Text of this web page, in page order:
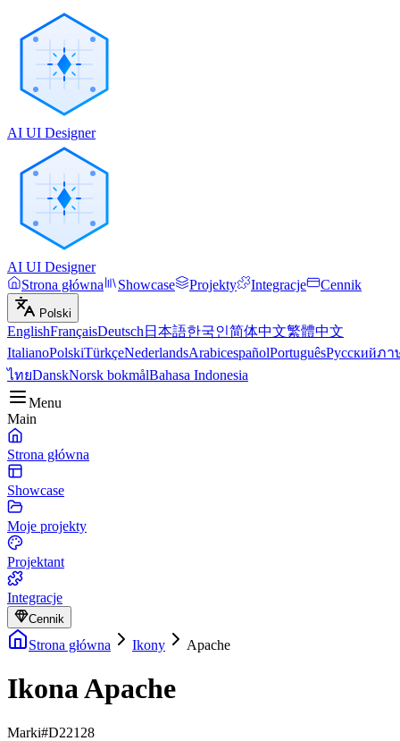
AI UI Designer
AI UI Designer
Strona główna
Showcase Projekty Integracje Cennik
Polski
EnglishFrançaisDeutsch 日本語한국인简体中文繁體中文
ItalianoPolskiTürkçeNederlandsArabicespañolPortuguêsРусскийภา
ไทยDanskNorsk bokmålBahasa Indonesia
Menu
Main
Strona główna
Showcase
Moje projekty
Projektant
Integracje
Cennik
Strona główna Ikony Apache
Ikona Apache
Marki#D22128